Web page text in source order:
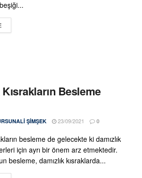
DETAILS
Kısrakların Besleme
ŞIMŞEK 23/09/2021 0
besleme de gelecekte ki damızlık
için ayrı bir önem arz etmektedir.
besleme, damızlık kısraklarda...